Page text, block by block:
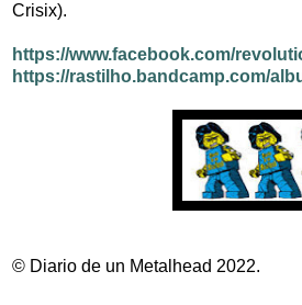
Crisix).
https://www.facebook.com/
https://rastilho.bandcamp.com/
© Diario de un Metalhead 2022.